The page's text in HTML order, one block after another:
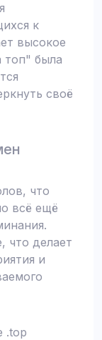
к
высокое
топ" была
своё
что
всё ещё
что делает
и
.top